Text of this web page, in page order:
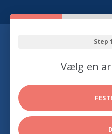
Step 1
Vælg en